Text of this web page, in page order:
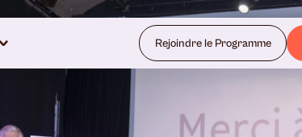
Rejoindre le Programme